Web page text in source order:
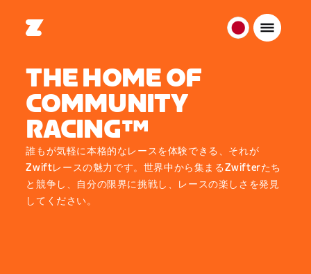
日
THE HOME OF
COMMUNITY
RACING™
誰もが気軽に本格的なレースを体験できる、それが
Zwiftレースの魅力です。世界中から集まるZwifterたち
と競争し、自分の限界に挑戦し、レースの楽しさを発見
してください。